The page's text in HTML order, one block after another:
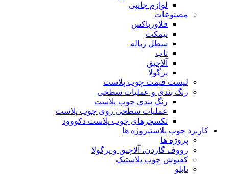
لوازم جانبی
مصنوعات
فلاورباکس
نیمکت
سطل زباله
تاب
آلاچیق
پرگولا
لیست قیمت چوب پلاست
رنگ بندی و عملیات سطحی
رنگ بندی چوب پلاست
عملیات سطحی روی چوب پلاست
تکسچرهای چوب پلاست دکووود
کاربرد چوب پلاستپروژه ها
پروژه ها
رووف گاردن، آلاچیق و پرگولا
کفپوش چوب پلاستیک
تابلو